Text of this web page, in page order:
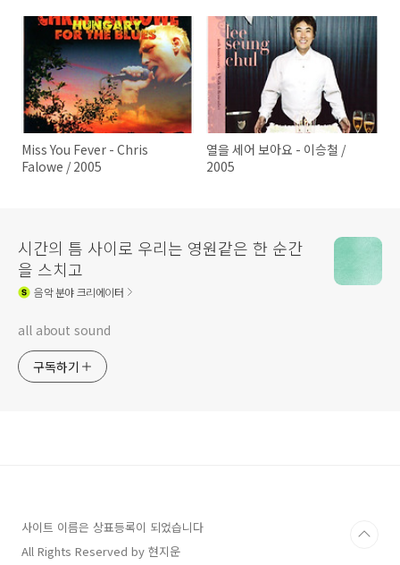
Miss You Fever - Chris
Falowe / 2005
열을 세어 보아요 - 이승철 /
2005
시간의 틈 사이로 우리는 영원같은 한 순간
을 스치고
음악분야 크리에이터
all about sound
구독하기
사이트 이름은 상표등록이 되었습니다
All Rights Reserved by 현지운